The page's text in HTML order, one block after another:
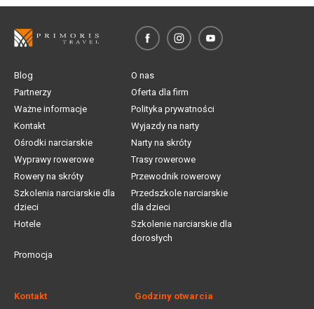
Blog
O nas
Partnerzy
Oferta dla firm
Ważne informacje
Polityka prywatności
Kontakt
Wyjazdy na narty
Ośrodki narciarskie
Narty na skróty
Wyprawy rowerowe
Trasy rowerowe
Rowery na skróty
Przewodnik rowerowy
Szkolenia narciarskie dla
dzieci
Przedszkole narciarskie
dla dzieci
Hotele
Szkolenie narciarskie dla
dorosłych
Promocja
Kontakt Godziny otwarcia